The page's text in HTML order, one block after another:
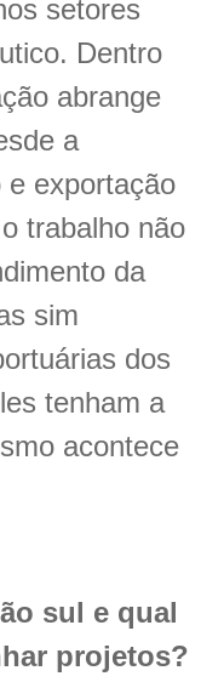
setores
Dentro
abrange
a
exportação
trabalho não
da
sim
dos
tenham a
acontece
sul e qual
projetos?